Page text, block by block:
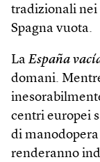
tradizionali
Spagna vuota.
La España
domani.
centri europei
di
renderanno